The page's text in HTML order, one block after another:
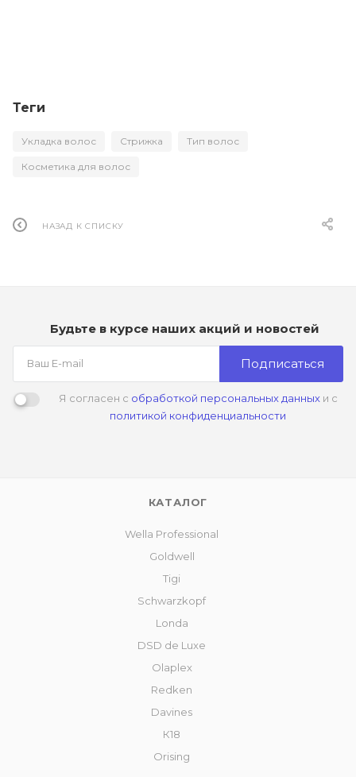
Теги
Укладка волос Стрижка Тип волос
Косметика для волос
НАЗАД К СПИСКУ
Будьте в курсе наших акций и новостей
Подписаться
Я согласен с обработкой персональных данныхи с
политикой конфиденциальности
КАТАЛОГ
Wella Professional
Goldwell
Tigi
Schwarzkopf
Londa
DSD de Luxe
Olaplex
Redken
Davines
К18
Orising